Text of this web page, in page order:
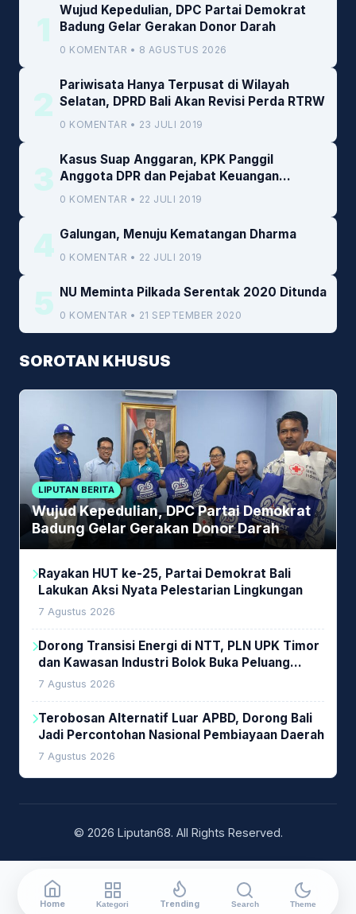
1
Wujud Kepedulian, DPC Partai Demokrat
Badung Gelar Gerakan Donor Darah
0 KOMENTAR • 8 AGUSTUS 2026
2
Pariwisata Hanya Terpusat di Wilayah
Selatan, DPRD Bali Akan Revisi Perda RTRW
0 KOMENTAR • 23 JULI 2019
3
Kasus Suap Anggaran, KPK Panggil
Anggota DPR dan Pejabat Keuangan
Kemenkeu
0 KOMENTAR • 22 JULI 2019
4 Galungan, Menuju Kematangan Dharma
0 KOMENTAR • 22 JULI 2019
5 NU Meminta Pilkada Serentak 2020 Ditunda
0 KOMENTAR • 21 SEPTEMBER 2020
SOROTAN KHUSUS
LIPUTAN BERITA
Wujud Kepedulian, DPC Partai Demokrat
Badung Gelar Gerakan Donor Darah
Rayakan HUT ke-25, Partai Demokrat Bali
Lakukan Aksi Nyata Pelestarian Lingkungan
7 Agustus 2026
Dorong Transisi Energi di NTT, PLN UPK Timor
dan Kawasan Industri Bolok Buka Peluang
Investasi Woodchip untuk Cofiring PLTU Bolok
7 Agustus 2026
Terobosan Alternatif Luar APBD, Dorong Bali
Jadi Percontohan Nasional Pembiayaan Daerah
7 Agustus 2026
© 2026 Liputan68. All Rights Reserved.
Home Kategori Trending Search Theme